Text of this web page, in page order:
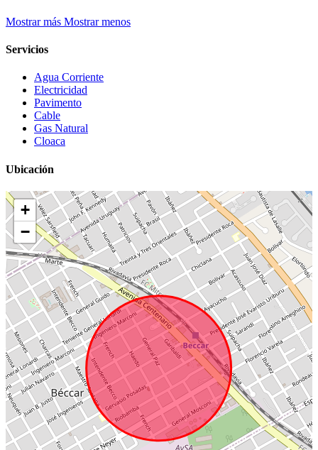
Mostrar más Mostrar menos
Servicios
Agua Corriente
Electricidad
Pavimento
Cable
Gas Natural
Cloaca
Ubicación
+
−